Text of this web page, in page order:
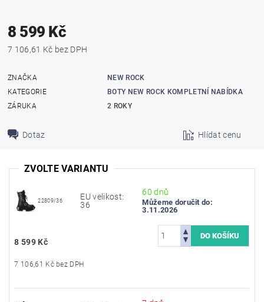
8 599 Kč
7 106,61 Kč bez DPH
ZNAČKA
NEW ROCK
KATEGORIE
BOTY NEW ROCK KOMPLETNÍ NABÍDKA
ZÁRUKA
2 ROKY
Dotaz Hlídat cenu
ZVOLTE VARIANTU
22809/36
EU velikost:
36
60 dnů
Můžeme doručit do:
3.11.2026
8 599 Kč
7 106,61 Kč bez DPH